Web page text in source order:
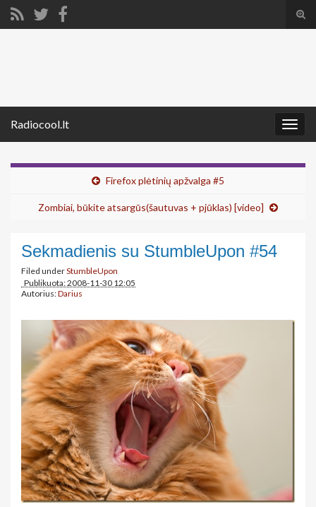
Radiocool.lt
Firefox plėtinių apžvalga #5
Zombiai, būkite atsargūs(šautuvas + pjūklas) [video]
Sekmadienis su StumbleUpon #54
Filed underStumbleUpon
Publikuota: 2008-11-30 12:05
Autorius:Darius